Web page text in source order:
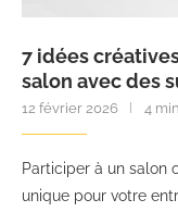
7 idées
salon avec des
12 février 2026 4
Participer à un salon
unique pour votre